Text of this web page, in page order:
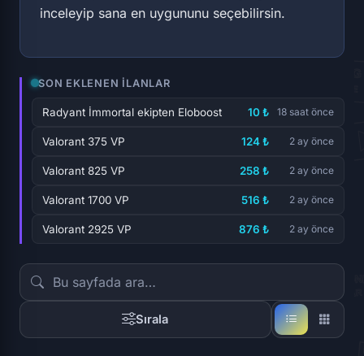
inceleyip sana en uygununu seçebilirsin.
SON EKLENEN İLANLAR
Radyant İmmortal ekipten Eloboost 10 ₺ 18 saat önce
Valorant 375 VP 124 ₺ 2 ay önce
Valorant 825 VP 258 ₺ 2 ay önce
Valorant 1700 VP 516 ₺ 2 ay önce
Valorant 2925 VP 876 ₺ 2 ay önce
Sırala